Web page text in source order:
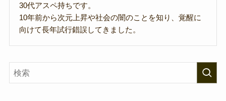
30代アスペ持ちです。
10年前から次元上昇や社会の闇のことを知り、覚醒に
向けて長年試行錯誤してきました。